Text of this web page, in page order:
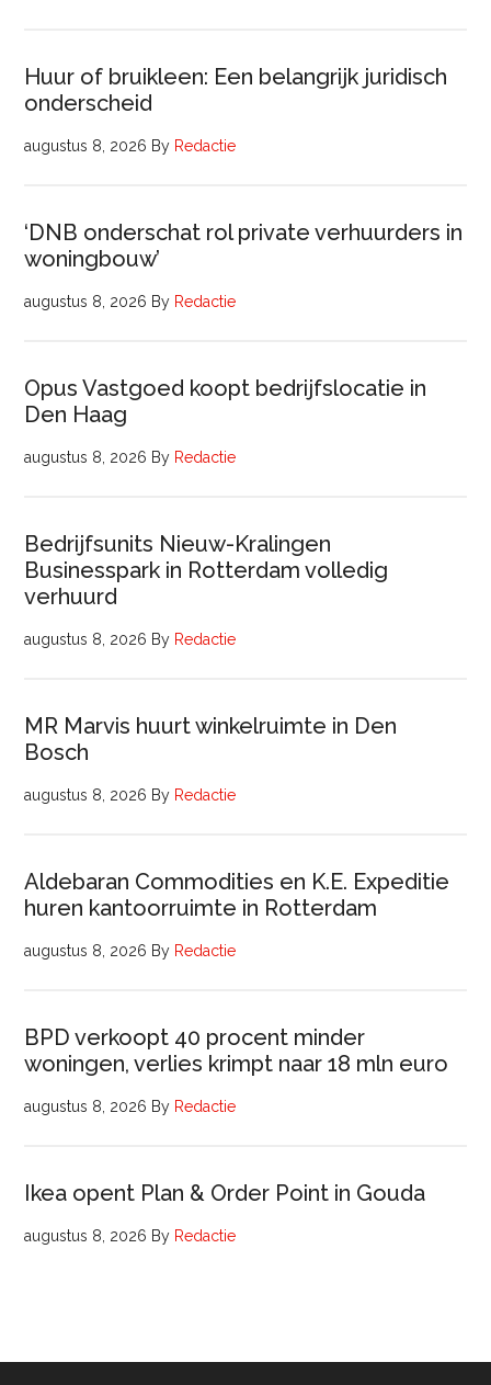
Huur of bruikleen: Een belangrijk juridisch
onderscheid
augustus 8, 2026 By Redactie
‘DNB onderschat rol private verhuurders in
woningbouw’
augustus 8, 2026 By Redactie
Opus Vastgoed koopt bedrijfslocatie in
Den Haag
augustus 8, 2026 By Redactie
Bedrijfsunits Nieuw-Kralingen
Businesspark in Rotterdam volledig
verhuurd
augustus 8, 2026 By Redactie
MR Marvis huurt winkelruimte in Den
Bosch
augustus 8, 2026 By Redactie
Aldebaran Commodities en K.E. Expeditie
huren kantoorruimte in Rotterdam
augustus 8, 2026 By Redactie
BPD verkoopt 40 procent minder
woningen, verlies krimpt naar 18 mln euro
augustus 8, 2026 By Redactie
Ikea opent Plan & Order Point in Gouda
augustus 8, 2026 By Redactie